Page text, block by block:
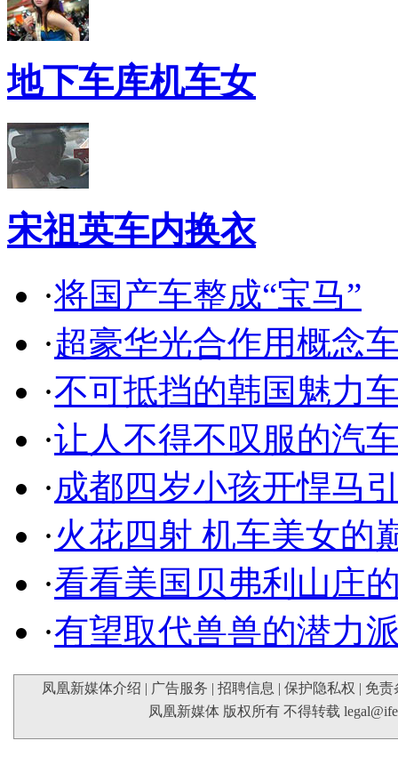
地下车库机车女
宋祖英车内换衣
·将国产车整成“宝马”
·超豪华光合作用概念
·不可抵挡的韩国魅力
·让人不得不叹服的汽
·成都四岁小孩开悍马
·火花四射 机车美女的
·看看美国贝弗利山庄
·有望取代兽兽的潜力
凤凰新媒体介绍 | 广告服务 | 招聘信息 | 保护隐私权 | 免责
凤凰新媒体 版权所有 不得转载